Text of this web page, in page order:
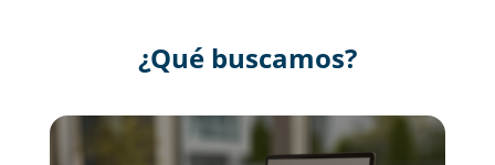
¿Qué buscamos?